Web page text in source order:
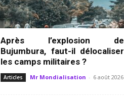
Après l’explosion de
Bujumbura, faut-il délocaliser
les camps militaires ?
Articles Mr Mondialisation - 6 août 2026